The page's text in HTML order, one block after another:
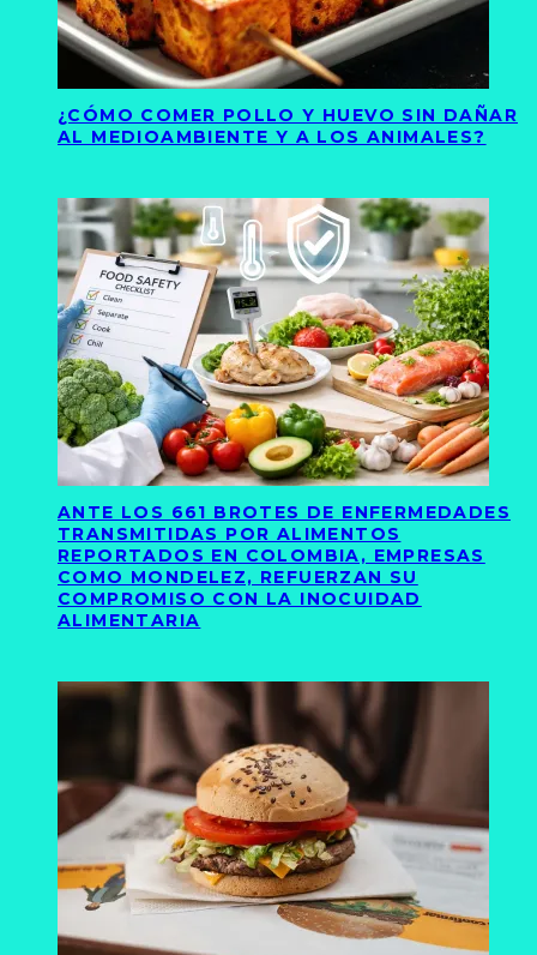
¿CÓMO COMER POLLO Y HUEVO SIN DAÑAR
AL MEDIOAMBIENTE Y A LOS ANIMALES?
ANTE LOS 661 BROTES DE ENFERMEDADES
TRANSMITIDAS POR ALIMENTOS
REPORTADOS EN COLOMBIA, EMPRESAS
COMO MONDELEZ, REFUERZAN SU
COMPROMISO CON LA INOCUIDAD
ALIMENTARIA